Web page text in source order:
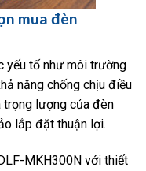
mua đèn
yếu tố như môi trường
năng chống chịu điều
trọng lượng của đèn
lắp đặt thuận lợi.
MKH300N với thiết